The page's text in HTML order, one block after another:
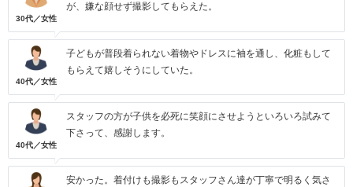
30代／女性
が、嫌な顔せず撮影してもらえた。
40代／女性
子どもが普段着られない着物やドレスに袖を通し、化粧もして
もらえて嬉しそうにしていた。
40代／女性
スタッフの方が子供を必死に笑顔にさせようといろいろ試みて
下さって、感謝します。
安かった。着付けも撮影もスタッフさん達が丁寧で明るく気さ